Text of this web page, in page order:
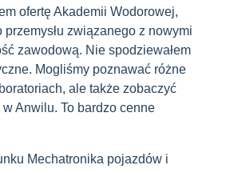
ofertę Akademii Wodorowej,
związanego z nowymi
zawodową. Nie spodziewałem
Mogliśmy poznawać różne
ale także zobaczyć
Anwilu. To bardzo cenne
Mechatronika pojazdów i